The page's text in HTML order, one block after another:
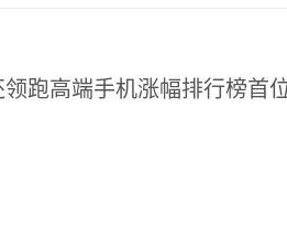
跑高端手机涨幅排行榜首